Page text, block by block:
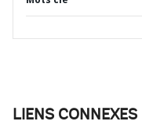
LIENS CONNEXES